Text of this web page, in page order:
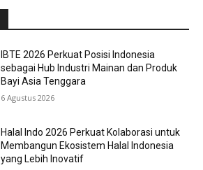
IBTE 2026 Perkuat Posisi Indonesia
sebagai Hub Industri Mainan dan Produk
Bayi Asia Tenggara
6 Agustus 2026
Halal Indo 2026 Perkuat Kolaborasi untuk
Membangun Ekosistem Halal Indonesia
yang Lebih Inovatif